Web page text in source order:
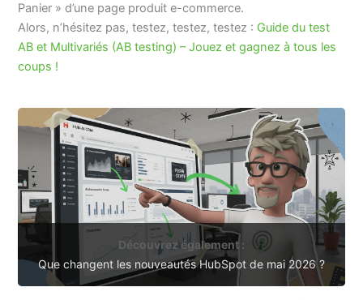
Panier » d’une page produit e-commerce.
Alors, n’hésitez pas, testez, testez, testez : Guide du test
AB et Multivariés (AB testing) – Jouez et gagnez à tous les
coups !
Découvrez également :
Que changent les nouveautés HubSpot de mai 2026 ?